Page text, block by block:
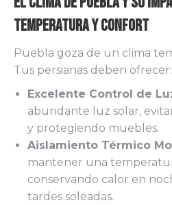
Temperatura y Confort
Puebla goza de un clima
Tus persianas deben ofrecer:
Excelente Control de
abundante luz solar,
y protegiendo muebles.
Aislamiento Térmico
mantener una
conservando calor en
tardes soleadas.